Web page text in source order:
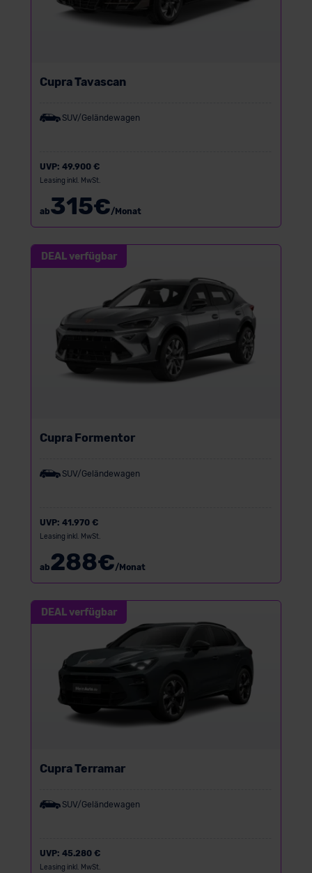
Cupra Tavascan
SUV/Geländewagen
UVP: 49.900 €
Leasing inkl. MwSt.
ab315€/Monat
DEAL verfügbar
Cupra Formentor
SUV/Geländewagen
UVP: 41.970 €
Leasing inkl. MwSt.
ab288€/Monat
DEAL verfügbar
Cupra Terramar
SUV/Geländewagen
UVP: 45.280 €
Leasing inkl. MwSt.